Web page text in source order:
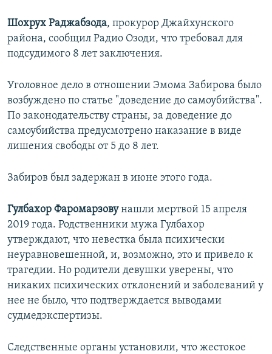
Шохрух Раджабзода, прокурор Джайхунского
района, сообщил Радио Озоди, что требовал для
подсудимого 8 лет заключения.
Уголовное дело в отношении Эмома Забирова было
возбуждено по статье "доведение до самоубийства".
По законодательству страны, за доведение до
самоубийства предусмотрено наказание в виде
лишения свободы от 5 до 8 лет.
Забиров был задержан в июне этого года.
Гулбахор Фаромарзовунашли мертвой 15 апреля
2019 года. Родственники мужа Гулбахор
утверждают, что невестка была психически
неуравновешенной, и, возможно, это и привело к
трагедии. Но родители девушки уверены, что
никаких психических отклонений и заболеваний у
нее не было, что подтверждается выводами
судмедэкспертизы.
Следственные органы установили, что жестокое